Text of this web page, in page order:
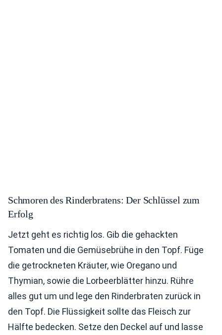
Schmoren des Rinderbratens: Der Schlüssel zum
Erfolg
Jetzt geht es richtig los. Gib die gehackten
Tomaten und die Gemüsebrühe in den Topf. Füge
die getrockneten Kräuter, wie Oregano und
Thymian, sowie die Lorbeerblätter hinzu. Rühre
alles gut um und lege den Rinderbraten zurück in
den Topf. Die Flüssigkeit sollte das Fleisch zur
Hälfte bedecken. Setze den Deckel auf und lasse